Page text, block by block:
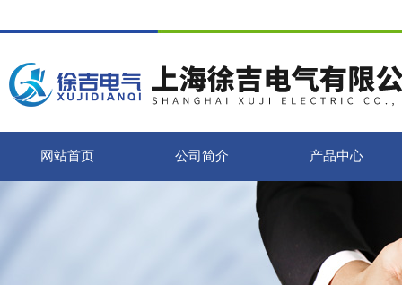
网站首页 公司简介 产品中心